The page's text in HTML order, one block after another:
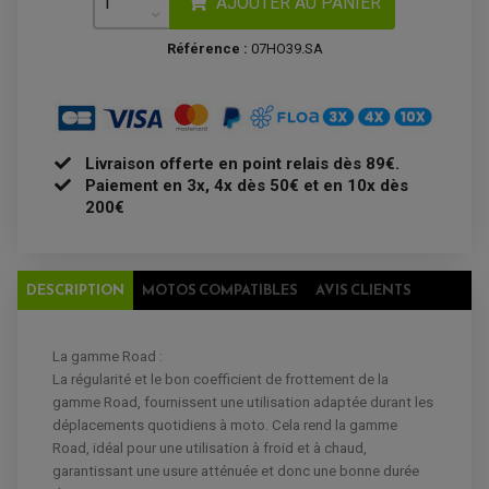
STATOR
ANTIPARASITE NGK
BOUGIE NGK
FILTRE A AIR
FILTRE ET ACCESSOIRE ESSENCE
OUTILLAGE
PRODUIT D'ENTRETIEN
DISQUE DE FREIN ARRIERE
PLAQUETTE DE FREIN ARRIERE
MAÎTRE CYLINDRE
EQUIPEMENT ELECTRIQUE QUAD / SSV
Référence : 07HO39.SA
Livraison offerte en point relais dès 89€.
Paiement en 3x, 4x dès 50€ et en 10x dès
200€
DESCRIPTION MOTOS COMPATIBLES AVIS CLIENTS
La gamme Road :
La régularité et le bon coefficient de frottement de la
gamme Road, fournissent une utilisation adaptée durant les
déplacements quotidiens à moto. Cela rend la gamme
Road, idéal pour une utilisation à froid et à chaud,
garantissant une usure atténuée et donc une bonne durée